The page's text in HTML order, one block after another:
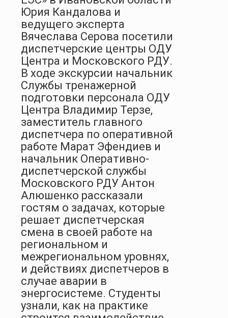
Юрия Кандалова и
ведущего эксперта
Вячеслава Серова посетили
диспетчерские центры ОДУ
Центра и Московского РДУ.
В ходе экскурсии начальник
Службы тренажерной
подготовки персонала ОДУ
Центра Владимир Терзе,
заместитель главного
диспетчера по оперативной
работе Марат Эфендиев и
начальник Оперативно-
диспетчерской службы
Московского РДУ Антон
Алюшенко рассказали
гостям о задачах, которые
решает диспетчерская
смена в своей работе на
региональном и
межрегиональном уровнях,
и действиях диспетчеров в
случае аварии в
энергосистеме. Студенты
узнали, как на практике